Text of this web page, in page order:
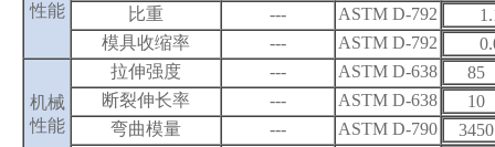
性能
比重
--- ASTM D-792
模具收缩率
--- ASTM D-792
机械
性能
拉伸强度 --- ASTM D-638
85
断裂伸长率
--- ASTM D-638
10
弯曲模量
--- ASTM D-790
3450